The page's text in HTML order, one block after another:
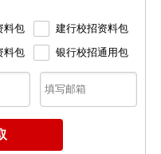
料包
建行校招资料包
料包 银行校招通用包